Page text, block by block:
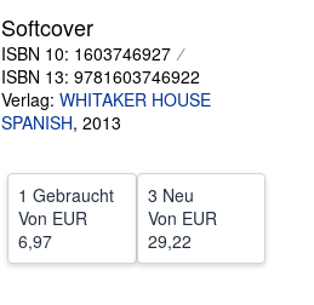
Softcover
ISBN 10: 1603746927
ISBN 13: 9781603746922
Verlag: WHITAKER HOUSE
SPANISH, 2013
1 Gebraucht
Von EUR
6,97
3 Neu
Von EUR
29,22